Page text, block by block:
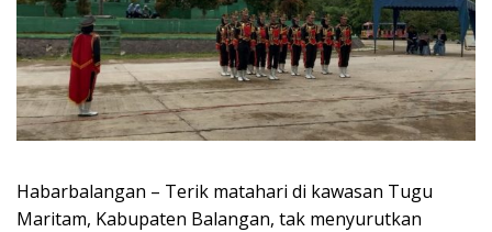
Habarbalangan – Terik matahari di kawasan Tugu
Maritam, Kabupaten Balangan, tak menyurutkan